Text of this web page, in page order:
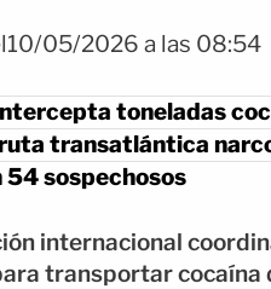
05/2026 a las 08:54
toneladas
transatlántica
54 sospechosos
internacional
transportar cocaína